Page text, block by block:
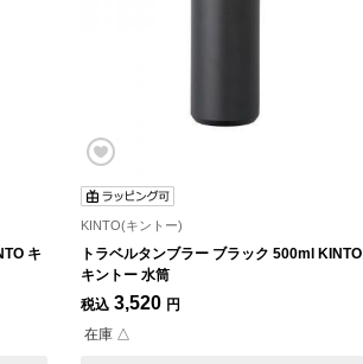
キ
KINTO(キントー)
トラベルタンブラー ブラック 500ml KINTO
キントー 水筒
税込 3,520 円
在庫 △